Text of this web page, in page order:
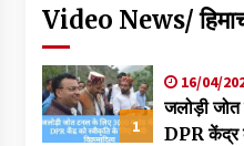
Video News/
1
16/04/
जलोड़ी
DPR केंद्र